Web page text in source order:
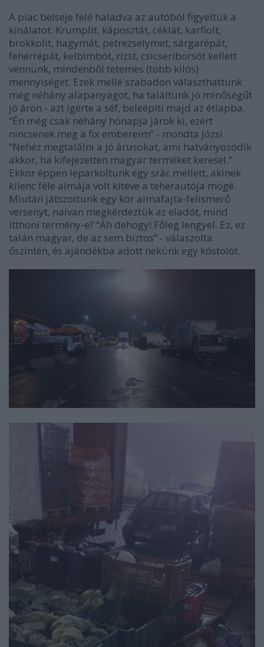
A piac belseje felé haladva az autóból figyeltük a
kínálatot. Krumplit, káposztát, céklát, karfiolt,
brokkolit, hagymát, petrezselymet, sárgarépát,
fehérrépát, kelbimbót, rizst, csicseriborsót kellett
vennünk, mindenből tetemes (több kilós)
mennyiséget. Ezek mellé szabadon választhattunk
még néhány alapanyagot, ha találtunk jó minőségűt
jó áron - azt ígérte a séf, beleépíti majd az étlapba.
“Én még csak néhány hónapja járok ki, ezért
nincsenek meg a fix embereim” - mondta Józsi.
“Nehéz megtalálni a jó árusokat, ami hatványozódik
akkor, ha kifejezetten magyar terméket keresel.”
Ekkor éppen leparkoltunk egy srác mellett, akinek
kilenc féle almája volt kitéve a teherautója mögé.
Miután játszottunk egy kör almafajta-felismerő
versenyt, naívan megkérdeztük az eladót, mind
itthoni termény-e? “Áh dehogy! Főleg lengyel. Ez, ez
talán magyar, de az sem biztos” - válaszolta
őszintén, és ajándékba adott nekünk egy kóstolót.